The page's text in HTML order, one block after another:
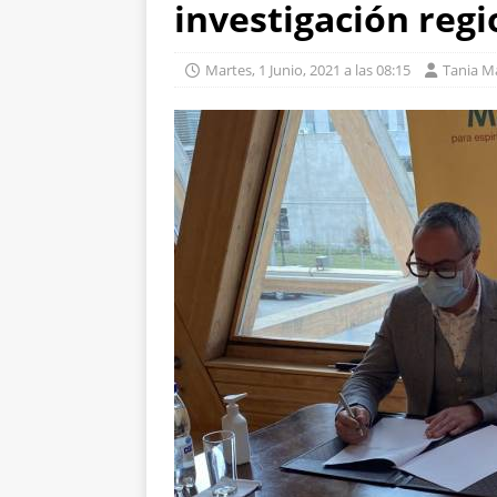
investigación
Martes, 1 Junio, 2021 a las 08:15 Tania